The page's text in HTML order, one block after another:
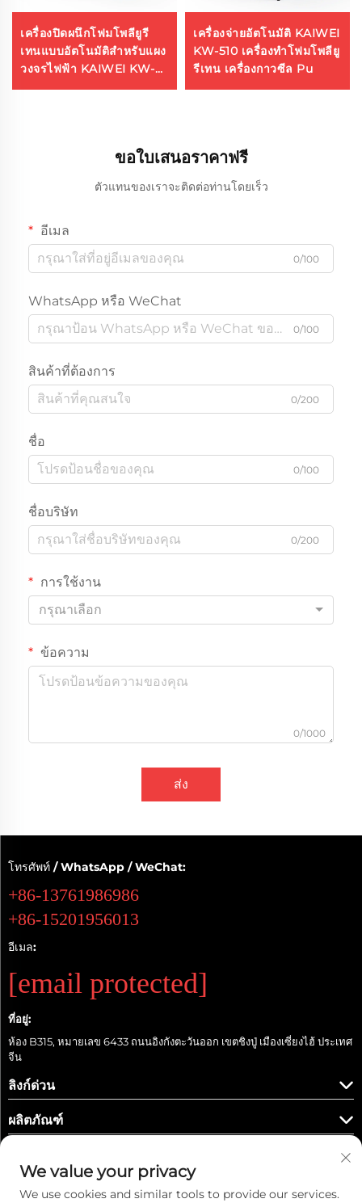
เครื่องปิดผนึกโฟมโพลียูรี
เทนแบบอัตโนมัติสำหรับแผง
วงจรไฟฟ้า KAIWEI KW-
510
เครื่องจ่ายอัตโนมัติ KAIWEI
KW-510 เครื่องทำโฟมโพลียู
รีเทน เครื่องกาวซีล Pu
ขอใบเสนอราคาฟรี
ตัวแทนของเราจะติดต่อท่านโดยเร็ว
อีเมล
0/100
WhatsApp หรือ WeChat
0/100
สินค้าที่ต้องการ
0/200
ชื่อ
0/100
ชื่อบริษัท
0/200
การใช้งาน
กรุณาเลือก
ข้อความ
0/1000
ส่ง
โทรศัพท์ / WhatsApp / WeChat:
+86-13761986986
+86-15201956013
อีเมล:
[email protected]
ที่อยู่:
ห้อง B315, หมายเลข 6433 ถนนอิงกังตะวันออก เขตชิงปู่ เมืองเซี่ยงไฮ้ ประเทศ
จีน
ลิงก์ด่วน
ผลิตภัณฑ์
We value your privacy
We use cookies and similar tools to provide our services.